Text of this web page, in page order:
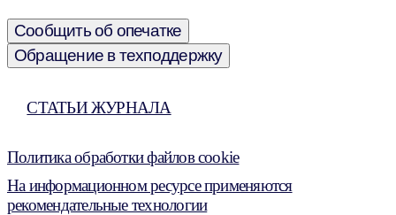
Сообщить об опечатке
Обращение в техподдержку
СТАТЬИ ЖУРНАЛА
Политика обработки файлов cookie
На информационном ресурсе применяются
рекомендательные технологии